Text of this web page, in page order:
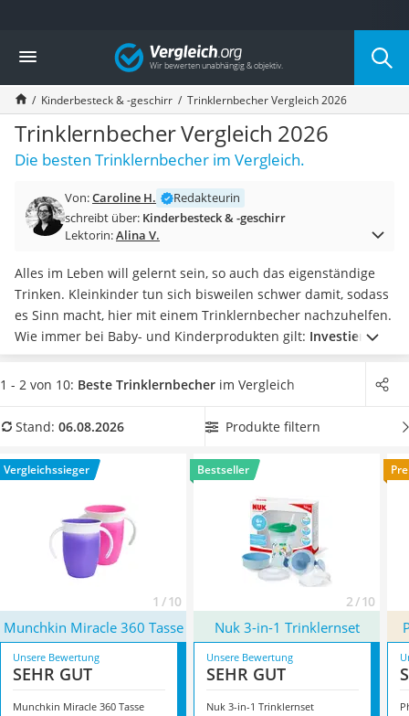
Die beliebtesten Vergleiche nach Kategorie
Kind & Baby
Babyphone mit 2 Kameras
Walkie-Talkie Kinder
Kindermatratzen
Babywippe
Rollschuhe für Kinder
Laufrad
Kinderschubkarre
Kinderuhr
Babyphone
Treppenschutzgitter
Kindersitz ab 4 Jahren
Kinderroller 3 Räder
Ferngesteuertes Auto
Barfußschuhe Kinder
Kinder-Mikroskop
Ferngesteuerter Hubschrauber
Vergleich
Kinderbesteck & -geschirr Trinklernbecher Vergleich 2026
Trinklernbecher Vergleich 2026
Die besten Trinklernbecher im Vergleich.
Von:Caroline H.
Redakteurin
schreibt über: Kinderbesteck & -geschirr
Lektorin:Alina V.
Alles im Leben will gelernt sein, so auch das eigenständige
Trinken. Kleinkinder tun sich bisweilen schwer damit, sodass
es Sinn macht, hier mit einem Trinklernbecher nachzuhelfen.
Wie immer bei Baby- und Kinderprodukten gilt: Investieren
Sie lieber etwas mehr und achten Sie darauf, dass die
Becher frei von Schadstoffen und Weichmachern sind.
Einige
Mikrowelle oder den Geschirrspüler stellen.Dafür müssen
einfach nur für ein entsprechendes Exemplar aus unserer
Produkttabelle entscheiden. Überzeugt hat uns hier im
August 2026 besonders das Modell
Munchkin Miracle 360
* mit seinen Eigenschaften.
1 - 2 von 10: Beste Trinklernbecher im Vergleich
Stand: 06.08.2026 Produkte filtern
Vergleichssieger
1 / 10
Bestseller
2 / 10
Munchkin Miracle 360 Tasse Nuk 3-in-1 Trinklernset
Unsere Bewertung
SEHR GUT
Munchkin Miracle 360 Tasse
Unsere Bewertung
SEHR GUT
Nuk 3-in-1 Trinklernset